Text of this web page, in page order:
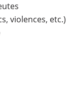
violences, etc.)